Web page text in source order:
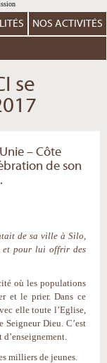
NOS ACTIVITÉS
se
– Côte
de son
de sa ville à Silo,
et pour lui offrir des
où les populations
et le prier. Dans ce
elle toute l’Eglise,
Dieu. C’est
milliers de jeunes.